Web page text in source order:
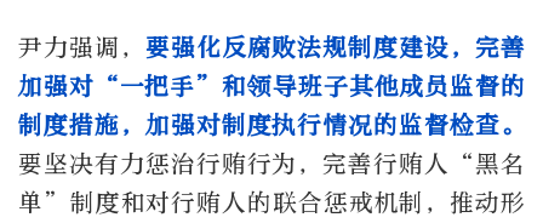
尹力强调， 要强化反腐败法规制度建设，完善
加强对“一把手”和领导班子其他成员监督的
制度措施，加强对制度执行情况的监督检查。
要坚决有力惩治行贿行为，完善行贿人“黑名
单”制度和对行贿人的联合惩戒机制，推动形